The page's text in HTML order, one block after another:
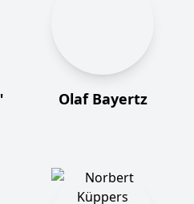
Olaf Bayertz